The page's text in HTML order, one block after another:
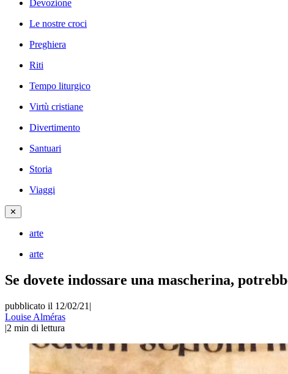
Devozione
Le nostre croci
Preghiera
Riti
Tempo liturgico
Virtù cristiane
Divertimento
Santuari
Storia
Viaggi
✕
arte
arte
Se dovete indossare una mascherina,
pubblicato il 12/02/21 |
Louise Alméras
|2 min di lettura